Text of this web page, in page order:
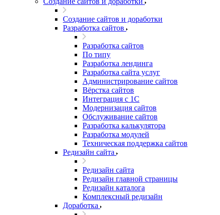
Создание сайтов и доработки
Разработка сайтов
Разработка сайтов
По типу
Разработка лендинга
Разработка сайта услуг
Администрирование сайтов
Вёрстка сайтов
Интеграция с 1С
Модернизация сайтов
Обслуживание сайтов
Разработка калькулятора
Разработка модулей
Техническая поддержка сайтов
Редизайн сайта
Редизайн сайта
Редизайн главной страницы
Редизайн каталога
Комплексный редизайн
Доработка